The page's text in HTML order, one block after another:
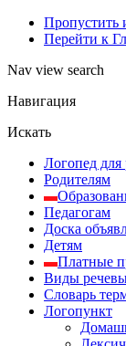
Пропустить
Перейти к
Nav view search
Навигация
Искать
Логопед для
Родителям
Педагогам
Доска
Детям
Платные
Виды
Словарь
Логопункт